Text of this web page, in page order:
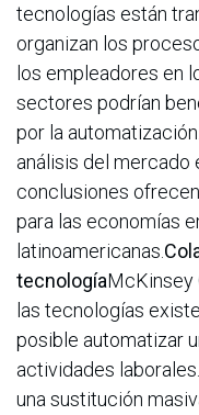
tecnologías están
organizan los
los empleadores en
sectores podrían
por la
análisis del mercado
conclusiones
para las economías
latinoamericanas.
tecnologíaMcKinsey
las tecnologías
posible automatizar
actividades
una sustitución